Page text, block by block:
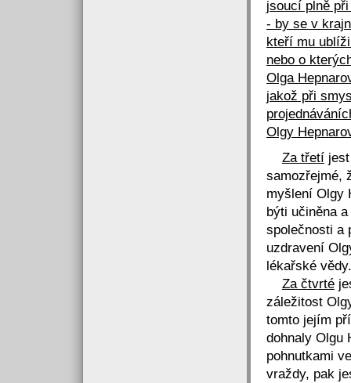
jsoucí plně
- by se v
kteří mu
nebo o
Olga
jakož při
Olgy
Za třetí
samozřejmé,
myšlení Olgy
býti učiněna
společnosti a
uzdravení
lékařské vědy.
Za čtvrté
záležitost
tomto jejím
dohnaly Olgu
pohnutkami
vraždy, pak